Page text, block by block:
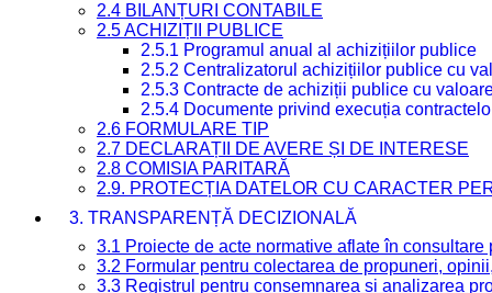
2.4 BILANȚURI CONTABILE
2.5 ACHIZIȚII PUBLICE
2.5.1 Programul anual al achizițiilor publice
2.5.2 Centralizatorul achizițiilor publice cu
2.5.3 Contracte de achiziții publice cu
2.5.4 Documente privind execuția
2.6 FORMULARE TIP
2.7 DECLARAȚII DE AVERE ȘI DE INTERESE
2.8 COMISIA PARITARĂ
2.9. PROTECȚIA DATELOR CU CARACTER
3. TRANSPARENȚĂ DECIZIONALĂ
3.1 Proiecte de acte normative aflate în consultare
3.2 Formular pentru colectarea de propuneri,
3.3 Registrul pentru consemnarea și analizarea